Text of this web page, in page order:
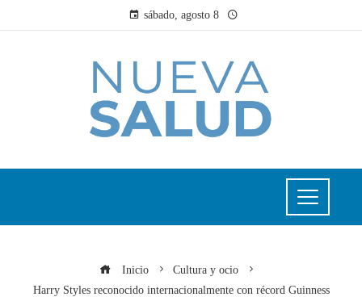
sábado, agosto 8
Inicio
Cultura y ocio
Harry Styles reconocido internacionalmente con récord Guinness